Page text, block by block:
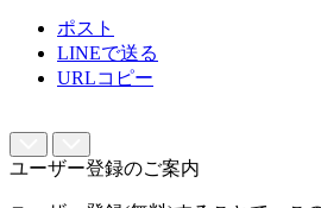
ポスト
LINEで送る
URLコピー
ユーザー登録のご案内